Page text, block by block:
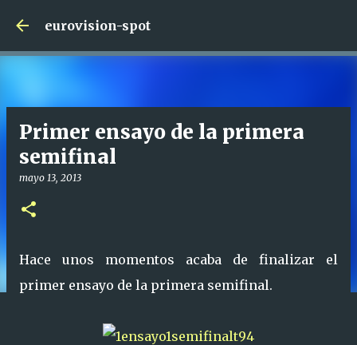
eurovision-spot
Primer ensayo de la primera
semifinal
mayo 13, 2013
Hace unos momentos acaba de finalizar el
primer ensayo de la primera semifinal.